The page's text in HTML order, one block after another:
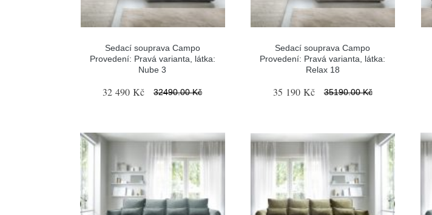
Sedací souprava Campo
Provedení: Pravá varianta, látka:
Nube 3
32 490 Kč 32490.00 Kč
Sedací souprava Campo
Provedení: Pravá varianta, látka:
Relax 18
35 190 Kč 35190.00 Kč